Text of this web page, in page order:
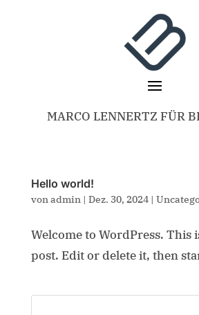
MARCO LENNERTZ FÜR
Hello world!
vonadmin| Dez. 30, 2024|
Welcome to WordPress. This
post. Edit or delete it, then